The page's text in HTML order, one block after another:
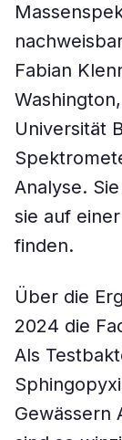
Fabian
Universität
Analyse.
sie auf
finden.
Über die
2024 die
Als
Gewässern